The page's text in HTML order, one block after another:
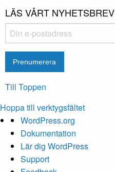
LÄS VÅRT NYHETSBREV
Till Toppen
Hoppa till verktygsfältet
Om
WordPress
WordPress.org
Dokumentation
Lär dig WordPress
Support